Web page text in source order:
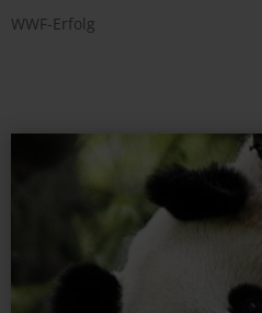
WWF-Erfolg